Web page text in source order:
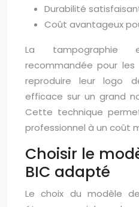
Durabilité
Coût avantageux
La tampographie
recommandée pour
reproduire leur logo
efficace sur un grand
Cette technique
professionnel à un coût
Choisir le
BIC adapté
Le choix du modèle